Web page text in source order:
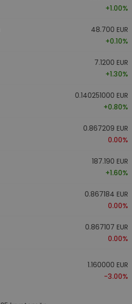
+1.00%
48.700 EUR
+0.10%
7.1200 EUR
+1.30%
0.140251000 EUR
+0.80%
0.867209 EUR
0.00%
187.190 EUR
+1.60%
0.867184 EUR
0.00%
0.867107 EUR
0.00%
1.160000 EUR
-3.00%